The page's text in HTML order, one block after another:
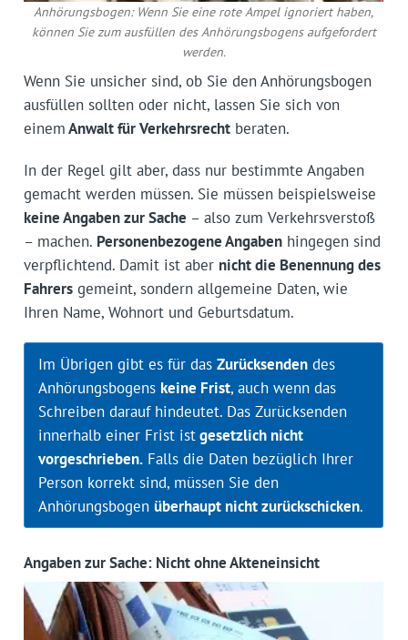
Anhörungsbogen: Wenn Sie eine rote Ampel ignoriert haben,
können Sie zum ausfüllen des Anhörungsbogens aufgefordert
werden.
Wenn Sie unsicher sind, ob Sie den Anhörungsbogen
ausfüllen sollten oder nicht, lassen Sie sich von
einemAnwalt für Verkehrsrechtberaten.
In der Regel gilt aber, dass nur bestimmte Angaben
gemacht werden müssen. Sie müssen beispielsweise
keine Angaben zur Sache – also zum Verkehrsverstoß
– machen. Personenbezogene Angabenhingegen sind
verpflichtend. Damit ist aber nicht die Benennung des
Fahrersgemeint, sondern allgemeine Daten, wie
Ihren Name, Wohnort und Geburtsdatum.
Im Übrigen gibt es für das Zurücksendendes
Anhörungsbogens keine Frist, auch wenn das
Schreiben darauf hindeutet. Das Zurücksenden
innerhalb einer Frist istgesetzlich nicht
vorgeschrieben.Falls die Daten bezüglich Ihrer
Person korrekt sind, müssen Sie den
Anhörungsbogen überhaupt nicht zurückschicken.
Angaben zur Sache: Nicht ohne Akteneinsicht